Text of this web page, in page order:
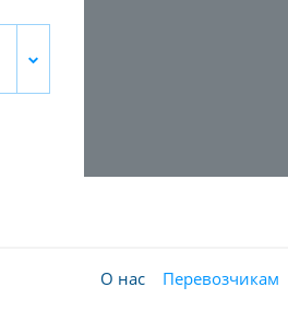
О нас Перевозчикам